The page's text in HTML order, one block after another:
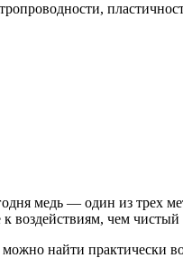
медь — один из трех
воздействиям, чем чистый
найти практически